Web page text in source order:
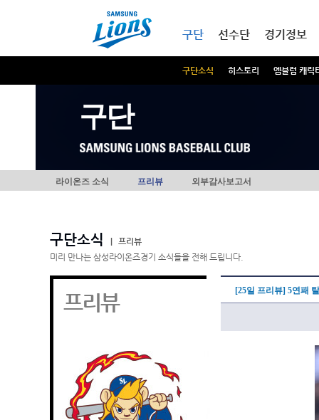
구단
구단소식 히스토리 엠블럼 캐릭
선수단 경기정보
구단
라이온즈 소식 프리뷰 외부감사보고서
구단소식
프리뷰
미리 만나는 삼성라이온즈경기 소식들을 전해 드립니다.
프리뷰 [25일 프리뷰] 5연패